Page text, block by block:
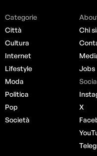
Categorie
Città
Cultura
Internet
Lifestyle
Moda
Politica
Pop
Società
Chi
Jobs
X